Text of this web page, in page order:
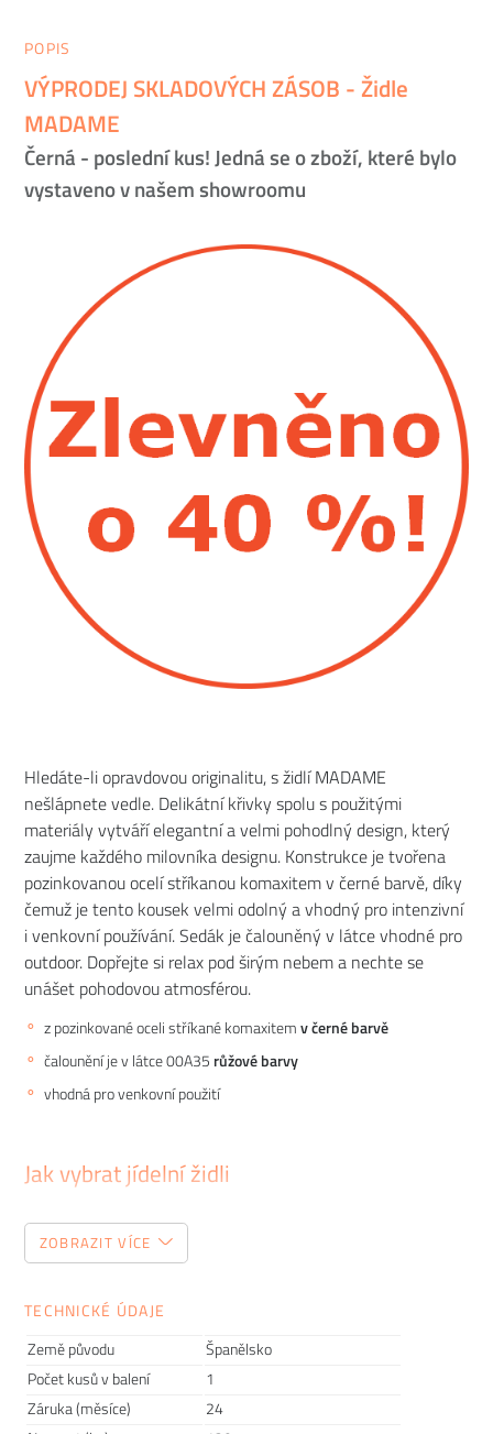
POPIS
VÝPRODEJ SKLADOVÝCH ZÁSOB - Židle
MADAME
Černá - poslední kus! Jedná se o zboží, které bylo
vystaveno v našem showroomu
Hledáte-li opravdovou originalitu, s židlí MADAME
nešlápnete vedle. Delikátní křivky spolu s použitými
materiály vytváří elegantní a velmi pohodlný design, který
zaujme každého milovníka designu. Konstrukce je tvořena
pozinkovanou ocelí stříkanou komaxitem v černé barvě, díky
čemuž je tento kousek velmi odolný a vhodný pro intenzivní
i venkovní používání. Sedák je čalouněný v látce vhodné pro
outdoor. Dopřejte si relax pod širým nebem a nechte se
unášet pohodovou atmosférou.
z pozinkované oceli stříkané komaxitemv černé barvě
čalounění je v látce 00A35 růžové barvy
vhodná pro venkovní použití
Jak vybrat jídelní židli
Tento zdánlivě jednoduchý kousek nábytku patří mezi
položky, do kterých je d
nepohodlné židli, může vám to zkazit náladu hned po ránu.
Proto vám dnes poradíme, jak vybrat jídelní židli, kterou
budete milovat.
ZOBRAZIT VÍCE
TECHNICKÉ ÚDAJE
Země původu
Španělsko
Počet kusů v balení
1
Záruka (měsíce)
24